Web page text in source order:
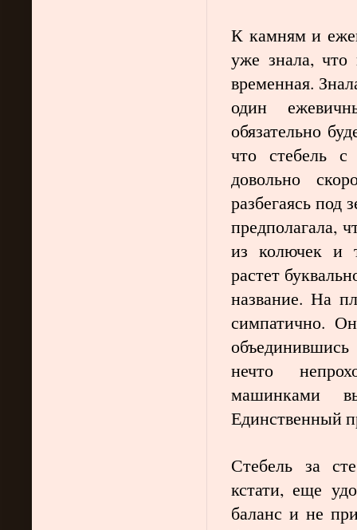
К камням и
уже знала,
временная.
один
обязательно
что стебель
довольно
разбегаясь под
предполагала,
из колючек и
растет
название. На
симпатично.
объединившись
нечто
машинками
Единственный
Стебель за
кстати, еще
баланс и не